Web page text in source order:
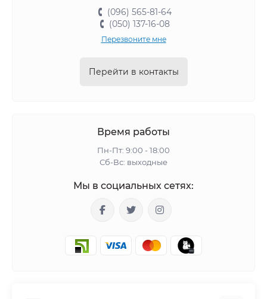
(096) 565-81-64
(050) 137-16-08
Перезвоните мне
Перейти в контакты
Время работы
Пн-Пт: 9:00 - 18:00
Сб-Вс: выходные
Мы в социальных сетях: